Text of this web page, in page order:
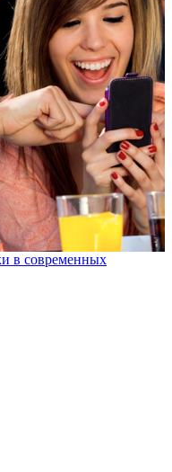
в современных